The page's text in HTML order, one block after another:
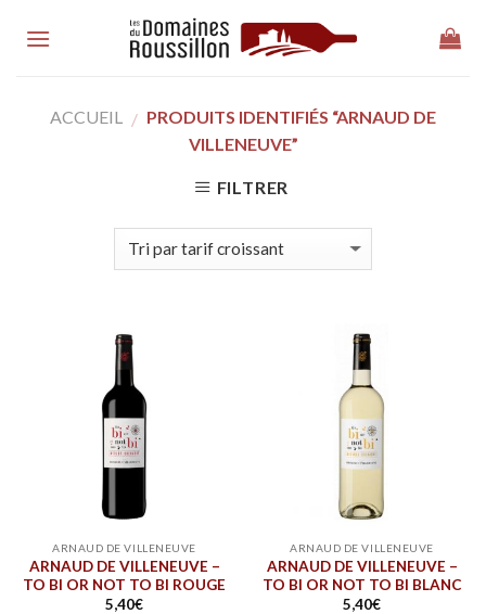
ACCUEIL / PRODUITS IDENTIFIÉS “ARNAUD DE
VILLENEUVE”
FILTRER
ARNAUD DE VILLENEUVE
ARNAUD DE VILLENEUVE –
TO BI OR NOT TO BI ROUGE
5,40€
ARNAUD DE VILLENEUVE
ARNAUD DE VILLENEUVE –
TO BI OR NOT TO BI BLANC
5,40€